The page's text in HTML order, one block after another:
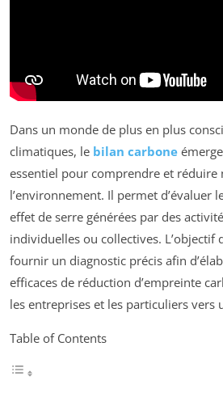
Dans un monde de plus en plus
climatiques, le bilan carbone
essentiel pour comprendre et réduire
l’environnement. Il permet d’évaluer
effet de serre générées par des
individuelles ou collectives. L’objectif
fournir un diagnostic précis afin
efficaces de réduction d’empreinte
les entreprises et les particuliers vers
Table of Contents